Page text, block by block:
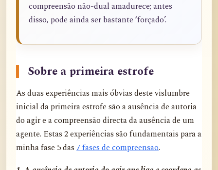
compreensão não-dual amadurece; antes
disso, pode ainda ser bastante ‘forçado’.
Sobre a primeira estrofe
As duas experiências mais óbvias deste vislumbre
inicial da primeira estrofe são a ausência de autoria
do agir e a compreensão directa da ausência de um
agente. Estas 2 experiências são fundamentais para a
minha fase 5 das7 fases de compreensão.